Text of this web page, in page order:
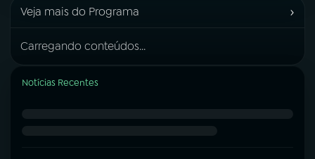
Veja mais do Programa ›
Carregando conteúdos...
Notícias Recentes